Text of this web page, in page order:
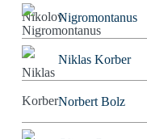
Nigromontanus
Niklas Korber
Norbert Bolz